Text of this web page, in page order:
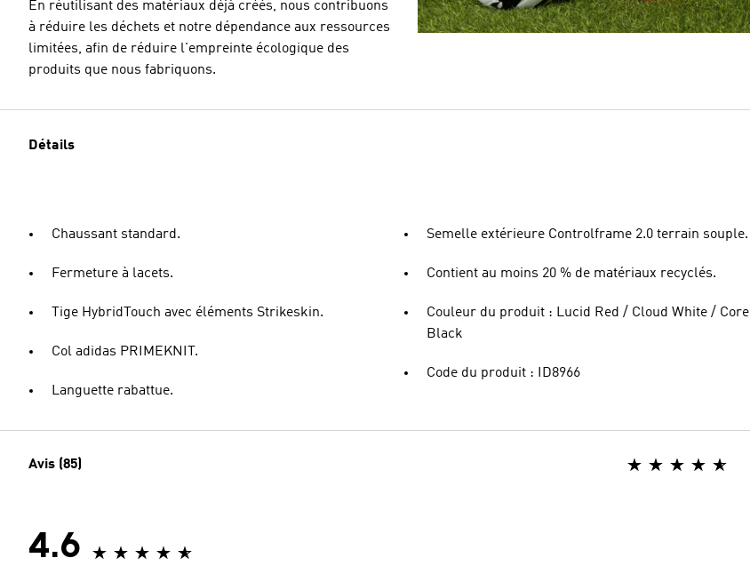
En réutilisant des matériaux déjà créés, nous contribuons
à réduire les déchets et notre dépendance aux ressources
limitées, afin de réduire l'empreinte écologique des
produits que nous fabriquons.
Détails
Chaussant standard.
Fermeture à lacets.
Tige HybridTouch avec éléments Strikeskin.
Col adidas PRIMEKNIT.
Languette rabattue.
Semelle extérieure Controlframe 2.0 terrain souple.
Contient au moins 20 % de matériaux recyclés.
Couleur du produit : Lucid Red / Cloud White / Core
Black
Code du produit : ID8966
Avis (85)
4.6